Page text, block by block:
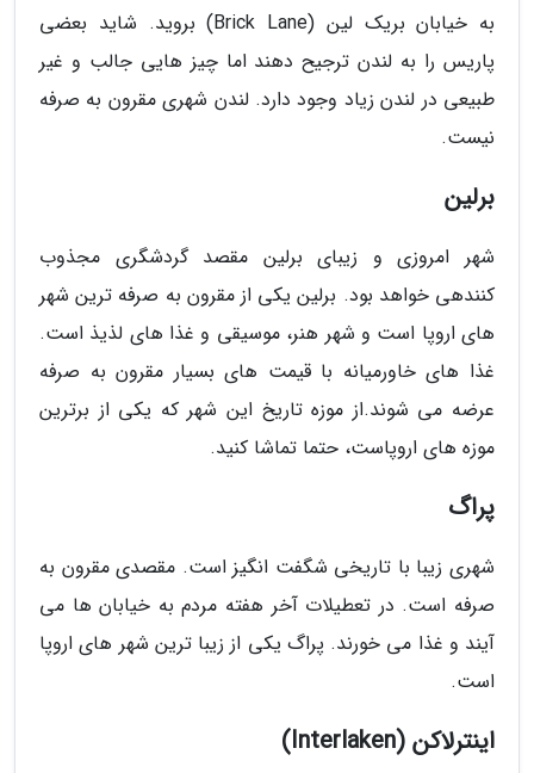
به خیابان بریک لین (Brick Lane) بروید. شاید بعضی
پاریس را به لندن ترجیح دهند اما چیز هایی جالب و غیر
طبیعی در لندن زیاد وجود دارد. لندن شهری مقرون به صرفه
نیست.
برلین
شهر امروزی و زیبای برلین مقصد گردشگری مجذوب
کنندهی خواهد بود. برلین یکی از مقرون به صرفه ترین شهر
های اروپا است و شهر هنر، موسیقی و غذا های لذیذ است.
غذا های خاورمیانه با قیمت های بسیار مقرون به صرفه
عرضه می شوند.از موزه تاریخ این شهر که یکی از برترین
موزه های اروپاست، حتما تماشا کنید.
پراگ
شهری زیبا با تاریخی شگفت انگیز است. مقصدی مقرون به
صرفه است. در تعطیلات آخر هفته مردم به خیابان ها می
آیند و غذا می خورند. پراگ یکی از زیبا ترین شهر های اروپا
است.
اینترلاکن (Interlaken)